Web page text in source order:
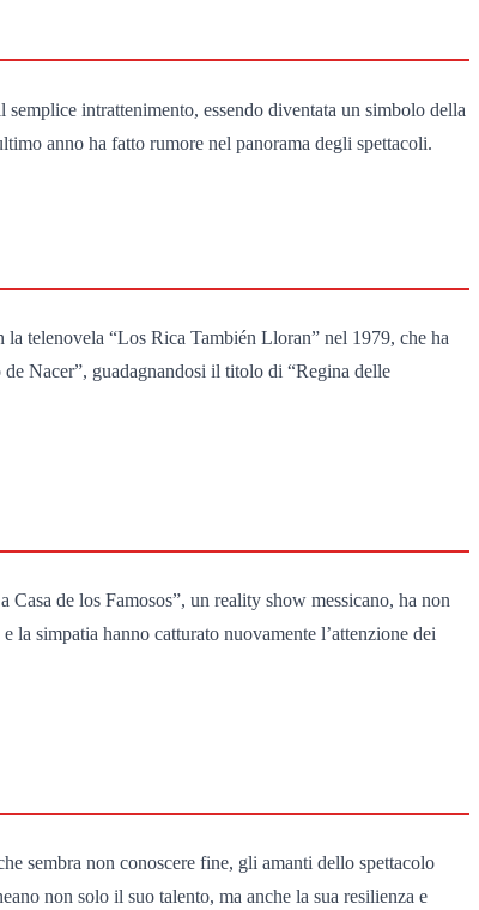
intrattenimento, essendo diventata un simbolo della
anno ha fatto rumore nel panorama degli spettacoli.
telenovela “Los Rica También Lloran” nel 1979, che ha
Nacer”, guadagnandosi il titolo di “Regina delle
de los Famosos”, un reality show messicano, ha non
la simpatia hanno catturato nuovamente l’attenzione dei
sembra non conoscere fine, gli amanti dello spettacolo
non solo il suo talento, ma anche la sua resilienza e